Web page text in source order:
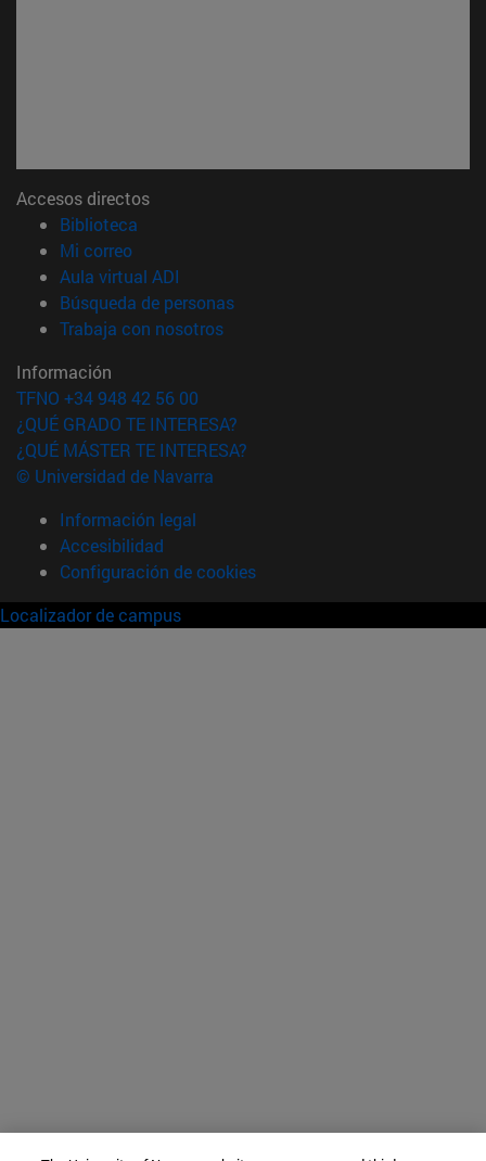
Accesos directos
Biblioteca
Mi correo(abre en nueva ventana)
Aula virtual ADI
Búsqueda de personas(abre en nueva ventana)
Trabaja con nosotros(abre en nueva ventana)
Información
TFNO +34 948 42 56 00
¿QUÉ GRADO TE INTERESA?
¿QUÉ MÁSTER TE INTERESA?
© Universidad de Navarra
Información legal
Accesibilidad
Configuración de cookies
Localizador de campus